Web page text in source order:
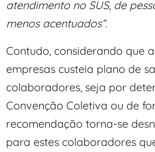
atendimento no SUS, de
menos acentuados”.
Contudo, considerando que
empresas custeia plano de
colaboradores, seja por
Convenção Coletiva ou de
recomendação torna-se
para estes colaboradores